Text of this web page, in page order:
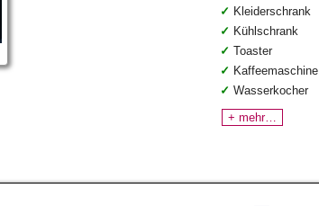
Kleiderschrank
Kühlschrank
Toaster
Kaffeemaschine
Wasserkocher
+ mehr…